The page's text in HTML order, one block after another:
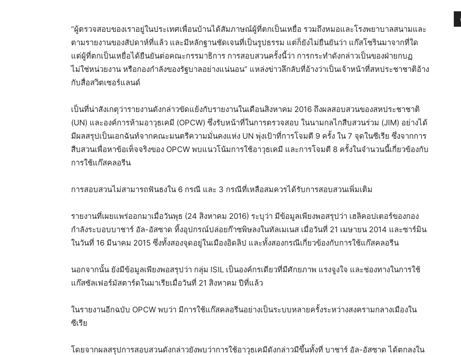
“ผู้ตรวจสอบของเราอยู่ในประเทศเพื่อนบ้านได้สัมภาษณ์ผู้ที่ตกเป็นเหยื่อ รวมถึงหมอและโรงพยาบาลสนามและ
ตามรายงานของสัปดาห์ที่แล้ว และมีหลักฐานชัดเจนที่เป็นรูปธรรม แต่ก็ยังไม่ยืนยันว่า แก๊สโซรินมาจากที่ใด
แต่ผู้ที่ตกเป็นเหยื่อได้ยืนยันต่อคณะกรรมาธิการ การสอบสวนครั้งนี้ว่า การกระทำดังกล่าวเป็นของฝ่ายกบฏ
ไม่ใช่หน่วยงาน หรือกองกำลังของรัฐบาลอย่างแน่นอน” แหล่งข่าวลึกลับที่อ้างว่าเป็นเจ้าหน้าที่สหประชาชาติอ้าง
กับสื่อสวิตเซอร์แลนด์
เป็นที่น่าสังเกตุว่ารายงานดังกล่าวขัดแย้งกับรายงานในเดือนสิงหาคม 2016 ถึงผลสอบสวนของสหประชาชาติ
(UN) และองค์การห้ามอาวุธเคมี (OPCW) ซึ่งรับหน้าที่ในการตรวจสอบ ในนามกลไกสืบสวนร่วม (JIM) อย่างได้
มีผลสรุปเป็นเอกฉันท์จากคณะมนตรีความมั่นคงแห่ง UN พุ่งเป้าที่การโจมตี 9 ครั้ง ใน 7 จุดในซีเรีย ซึ่งจากการ
สืบสวนเพื่อหาข้อเท็จจริงของ OPCW พบแนวโน้มการใช้อาวุธเคมี และการโจมตี 8 ครั้งในจำนวนนี้เกี่ยวข้องกับ
การใช้แก๊สคลอรีน
การสอบสวนไม่สามารถฟันธงใน 6 กรณี และ 3 กรณีที่เหลือสมควรได้รับการสอบสวนเพิ่มเติม
รายงานที่เผยแพร่ออกมาเมื่อวันพุธ (24 สิงหาคม 2016) ระบุว่า มีข้อมูลเพียงพอสรุปว่า เฮลิคอปเตอร์ของกอง
กำลังระบอบบาชาร์ อัล-อัสซาด ทิ้งอุปกรณ์ปล่อยก๊าซพิษลงในทัลเมเนส เมื่อวันที่ 21 เมษายน 2014 และซาร์มิน
ในวันที่ 16 มีนาคม 2015 ซึ่งทั้งสองจุดอยู่ในเมืองอิดลิป และทั้งสองกรณีเกี่ยวข้องกับการใช้แก๊สคลอรีน
นอกจากนั้น ยังมีข้อมูลเพียงพอสรุปว่า กลุ่ม ISIL เป็นองค์กรเดียวที่มีศักยภาพ แรงจูงใจ และช่องทางในการใช้
แก๊สซัลเฟอร์มัสตาร์ดในมาเรียเมื่อวันที่ 21 สิงหาคม ปีที่แล้ว
ในรายงานอีกฉบับ OPCW พบว่า มีการใช้แก๊สคลอรีนอย่างเป็นระบบหลายครั้งระหว่างสงครามกลางเมืองใน
ซีเรีย
โดยจากผลสรุปการสอบสวนดังกล่าวยังพบว่าการใช้อาวุธเคมีดังกล่าวมีขึ้นทั้งที่ บาชาร์ อัล-อัสซาด ได้ตกลงใน